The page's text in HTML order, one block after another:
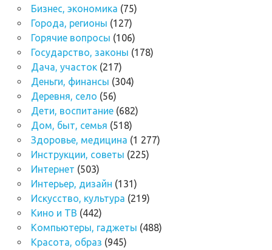
Бизнес, экономика (75)
Города, регионы (127)
Горячие вопросы (106)
Государство, законы (178)
Дача, участок(217)
Деньги, финансы (304)
Деревня, село (56)
Дети, воспитание(682)
Дом, быт, семья (518)
Здоровье, медицина (1 277)
Инструкции, советы (225)
Интернет (503)
Интерьер, дизайн (131)
Искусство, культура (219)
Кино и ТВ (442)
Компьютеры, гаджеты (488)
Красота, образ (945)